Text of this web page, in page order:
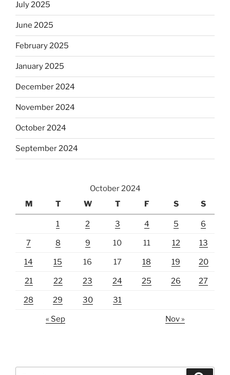
July 2025
June 2025
February 2025
January 2025
December 2024
November 2024
October 2024
September 2024
October 2024
M
T W T F S S
1 2 3 4 5 6
7 8 9 10 11 12 13
14 15 16 17 18 19 20
21 22 23 24 25 26 27
28 29 30 31
« Sep Nov »